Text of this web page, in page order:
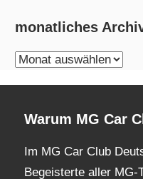
monatliches
monatliches
Warum MG Car
Im MG Car Club
Begeisterte aller MG-